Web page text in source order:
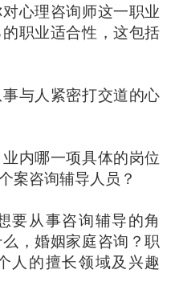
心理咨询师这一职业
职业适合性，这包括
与人紧密打交道的心
内哪一项具体的岗位
案咨询辅导人员？
从事咨询辅导的角
，婚姻家庭咨询？职
人的擅长领域及兴趣